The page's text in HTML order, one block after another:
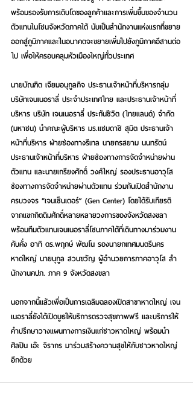
พร้อมรองรับการเติบโตของลูกค้าและการเพิ่มขึ้นของจำนวน
ตัวแทนในโซนจังหวัดภาคใต้ นับเป็นสำนักงานแห่งแรกที่ขยาย
ออกสู่ภูมิภาคและในอนาคตจะขยายเพิ่มไปยังภูมิภาคอีสานต่อ
ไป เพื่อให้ครอบคลุมหัวเมืองใหญ่ทั่วประเทศ
นายบัณฑิต เจียมอนุกูลกิจ ประธานเจ้าหน้าที่บริหารกลุ่ม
บริษัทเจนเนอราลี่ ประจำประเทศไทย และประธานเจ้าหน้าที่
บริหาร บริษัท เจนเนอราลี่ ประกันชีวิต (ไทยแลนด์) จำกัด
(มหาชน) นำคณะผู้บริหาร มร.แซมดาชิ สุมิต ประธานเจ้า
หน้าที่บริหาร ฝ่ายช่องทางรีเทล นายกรสยาม นนทรัตน์
ประธานเจ้าหน้าที่บริหาร ฝ่ายช่องทางการจัดจำหน่ายผ่าน
ตัวแทน และนายเกรียงศักดิ์ วงศ์ใหญ่ รองประธานอาวุโส
ช่องทางการจัดจำหน่ายผ่านตัวแทน ร่วมกันเปิดสำนักงาน
ครบวงจร “เจนเซ็นเตอร์” (Gen Center) โดยได้รับเกียรติ
จากแขกกิตติมศักดิ์หลายหลายวงการของจังหวัดสงขลา
พร้อมทีมตัวแทนเจนเนอราลี่โซนภาคใต้ที่เดินทางมาร่วมงาน
คับคั่ง อาทิ ดร.พฤกษ์ พัฒโน รองนายกเทศมนตรีนคร
หาดใหญ่ นายนุกูล สวนขวัญ ผู้อำนวยการภาคอาวุโส สำ
นักงานคปภ. ภาค 9 จังหวัดสงขลา
นอกจากนี้แล้วเพื่อเป็นการเฉลิมฉลองเปิดสาขาหาดใหญ่ เจน
เนอราลี่ยังได้เปิดบูธให้บริการตรวจสุขภาพฟรี และบริการให้
คำปรึกษาวางแผนทางการเงินแก่ชาวหาดใหญ่ พร้อมนำ
ศิลปิน เอ๊ะ จิรากร มาร่วมสร้างความสุขให้กับชาวหาดใหญ่
อีกด้วย